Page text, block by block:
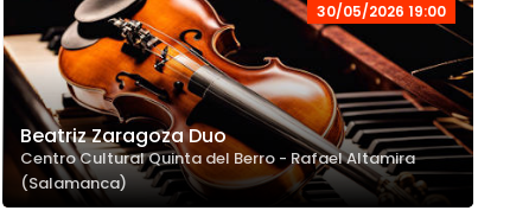
30/05/2026 19:00
Beatriz Zaragoza Duo
Centro Cultural Quinta del Berro - Rafael Altamira
(Salamanca)